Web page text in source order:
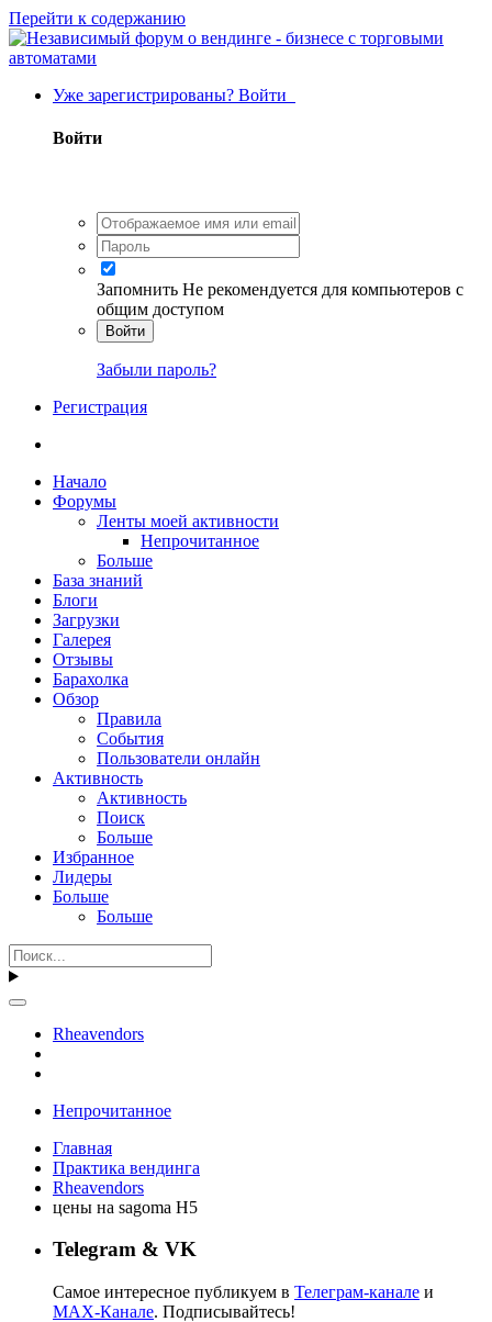
Перейти к содержанию
Уже зарегистрированы? Войти
Войти
Запомнить Не рекомендуется для компьютеров с
общим доступом
Войти
Забыли пароль?
Регистрация
Начало
Форумы
Ленты моей активности
Непрочитанное
Больше
База знаний
Блоги
Загрузки
Галерея
Отзывы
Барахолка
Обзор
Правила
События
Пользователи онлайн
Активность
Активность
Поиск
Больше
Избранное
Лидеры
Больше
Больше
Rheavendors
Непрочитанное
Главная
Практика вендинга
Rheavendors
цены на sagoma H5
Telegram & VK
Самое интересное публикуем в Телеграм-канале и
MAX-Канале. Подписывайтесь!